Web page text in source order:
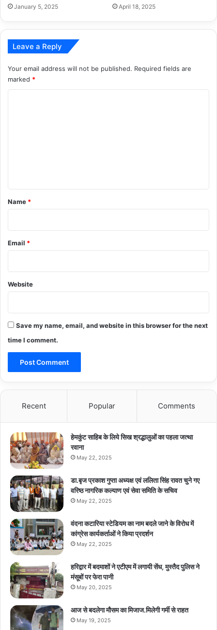
January 5, 2025 April 18, 2025
Leave a Reply
Your email address will not be published. Required fields are
marked *
*
Name *
Email *
Website
Save my name, email, and website in this browser for the next
time I comment.
Recent Popular Comments
हेमकुंट साहिब के लिये सिख श्रद्धालुओं का पहला जत्था
रवाना
May 22, 2025
डा.बृज प्रकाश गुप्ता अध्यक्ष एवं ललिता सिंह रावत चुने गए
वरिष्ठ नागरिक कल्याण एवं सेवा समिति के सचिव
May 22, 2025
वंदना कटारिया स्टेडियम का नाम बदले जाने के विरोध में
कांग्रेस कार्यकर्ताओं ने किया प्रदर्शन
May 22, 2025
हरिद्वार में बदमाशों ने एटीएम में लगायी सेंध, मुस्तैद पुलिस ने
मंसूबों पर फेरा पानी
May 20, 2025
आज से बदलेगा मौसम का मिजाज.मिलेगी गर्मी से राहत
May 19, 2025